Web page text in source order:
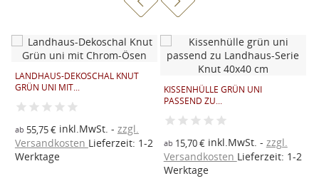
LANDHAUS-DEKOSCHAL KNUT
GRÜN UNI MIT...
ab 55,75 €inkl.MwSt.
zzgl.
Versandkosten Lieferzeit: 1-2
Werktage
KISSENHÜLLE GRÜN UNI
PASSEND ZU...
ab 15,70 €inkl.MwSt.
zzgl.
Versandkosten Lieferzeit: 1-2
Werktage